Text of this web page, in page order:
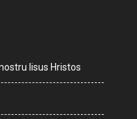
Iisus Hristos